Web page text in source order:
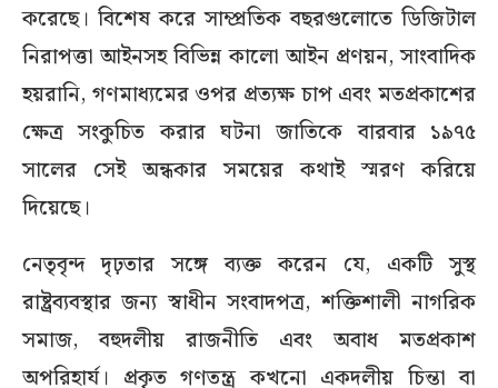
করেছে। বিশেষ করে সাম্প্রতিক বছরগুলোতে ডিজিটাল
নিরাপত্তা আইনসহ বিভিন্ন কালো আইন প্রণয়ন, সাংবাদিক
হয়রানি, গণমাধ্যমের ওপর প্রত্যক্ষ চাপ এবং মতপ্রকাশের
ক্ষেত্র সংকুচিত করার ঘটনা জাতিকে বারবার ১৯৭৫
সালের সেই অন্ধকার সময়ের কথাই স্মরণ করিয়ে
দিয়েছে।
নেতৃবৃন্দ দৃঢ়তার সঙ্গে ব্যক্ত করেন যে, একটি সুস্থ
রাষ্ট্রব্যবস্থার জন্য স্বাধীন সংবাদপত্র, শক্তিশালী নাগরিক
সমাজ, বহুদলীয় রাজনীতি এবং অবাধ মতপ্রকাশ
অপরিহার্য। প্রকৃত গণতন্ত্র কখনো একদলীয় চিন্তা বা